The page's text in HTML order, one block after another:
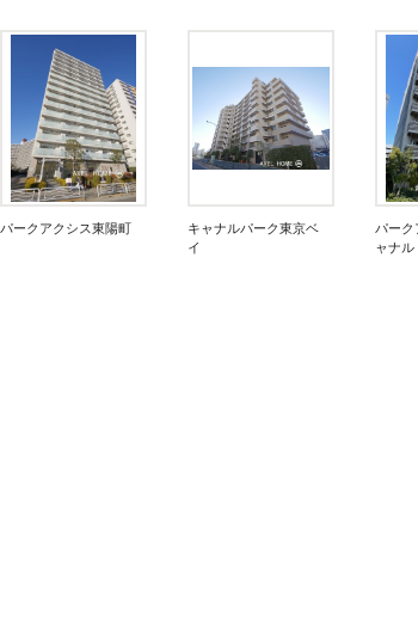
パークアクシス東陽町
キャナルパーク東京ベ
イ
パーク
ャナ